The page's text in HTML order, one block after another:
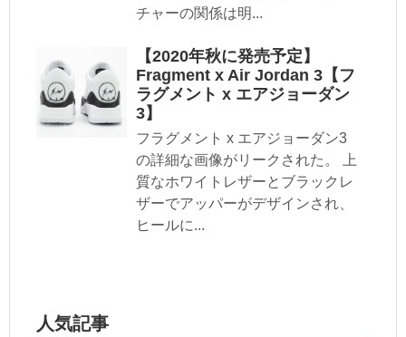
チャーの関係は明...
【2020年秋に発売予定】
Fragment x Air Jordan 3【フ
ラグメント x エアジョーダン
3】
フラグメント x エアジョーダン3
の詳細な画像がリークされた。 上
質なホワイトレザーとブラックレ
ザーでアッパーがデザインされ、
ヒールに...
人気記事